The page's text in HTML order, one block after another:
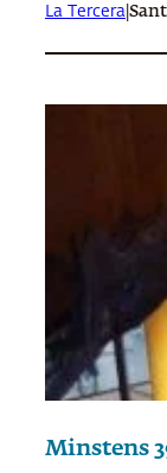
La Tercera
Minstens